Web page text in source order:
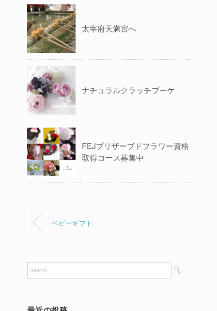
太宰府天満宮へ
ナチュラルクラッチブーケ
FEJプリザーブドフラワー資格
取得コース募集中
ベビーギフト